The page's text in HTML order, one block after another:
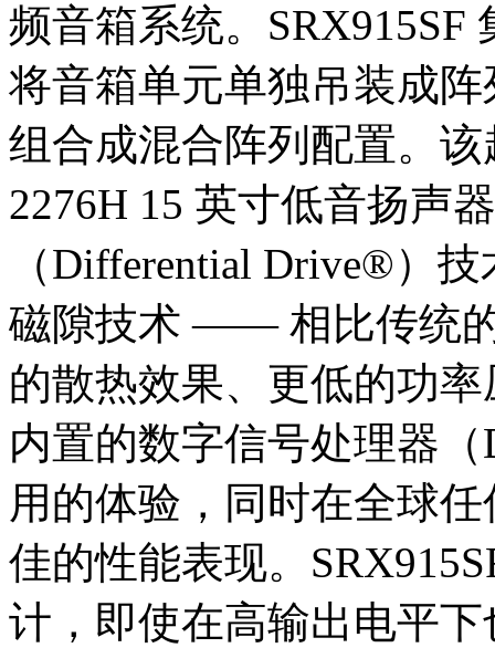
频音箱系统。SRX915SF
将音箱单元单独吊装成
组合成混合阵列配置。
2276H 15 英寸低音扬声
（Differential Drive®）
磁隙技术 —— 相比传统
的散热效果、更低的功
内置的数字信号处理器
用的体验，同时在全球
佳的性能表现。
计，即使在高输出电平